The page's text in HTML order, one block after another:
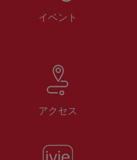
イベント
アクセス